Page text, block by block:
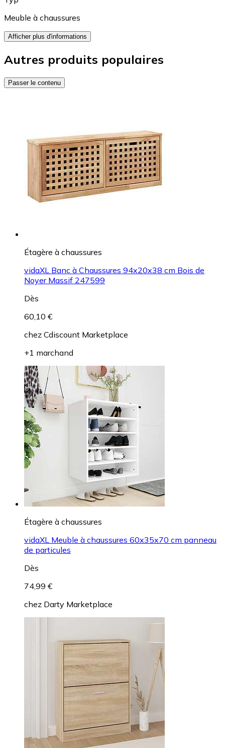
Meuble à chaussures
Afficher plus d'informations
Autres produits populaires
Passer le contenu
Étagère à chaussures
vidaXL Banc à Chaussures 94x20x38 cm Bois de
Noyer Massif 247599
Dès
60,10 €
chez Cdiscount Marketplace
+1 marchand
Étagère à chaussures
vidaXL Meuble à chaussures 60x35x70 cm panneau
de particules
Dès
74,99 €
chez Darty Marketplace